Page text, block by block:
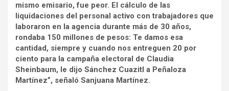
mismo emisario, fue peor. El cálculo de las
liquidaciones del personal activo con trabajadores que
laboraron en la agencia durante más de 30 años,
rondaba 150 millones de pesos: Te damos esa
cantidad, siempre y cuando nos entreguen 20 por
ciento para la campaña electoral de Claudia
Sheinbaum, le dijo Sánchez Cuazitl a Peñaloza
Martínez”, señaló Sanjuana Martínez.